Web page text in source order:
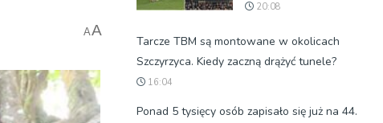
AA
20:08
Tarcze TBM są montowane w okolicach
Szczyrzyca. Kiedy zaczną drążyć tunele?
16:04
Ponad 5 tysięcy osób zapisało się już na 44.